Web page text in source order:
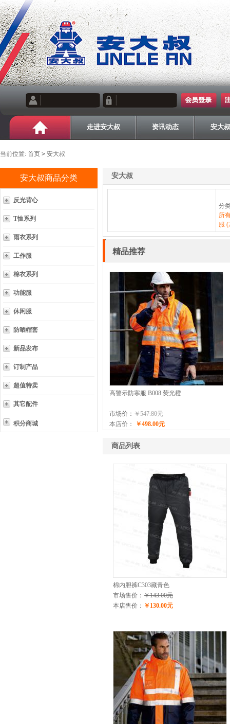
当前位置: 首页 > 安大叔
安大叔商品分类
反光背心
T恤系列
雨衣系列
工作服
棉衣系列
功能服
休闲服
防晒帽套
新品发布
订制产品
超值特卖
其它配件
积分商城
安大叔
分
所
服
精品推荐
高警示防寒服 B008 荧光橙
市场价： ￥547.80元
本店价：
￥498.00元
商品列表
棉内胆裤C303藏青色
市场售价： ￥143.00元
本店售价： ￥130.00元